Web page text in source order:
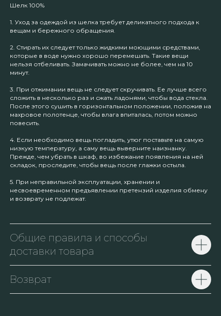
Шелк 100%
1. Уход за одеждой из шелка требует деликатного подхода к
вещам и бережного обращения.
2. Стирать их следует только жидкими моющими средствами,
которые в воде нужно хорошо перемешать. Такие вещи
нельзя отбеливать. Замачивать можно не более, чем на 10
минут.
3. При отжимании вещь не следует скручивать. Ее лучше всего
сложить в несколько раз и сжать ладонями, чтобы вода стекла.
После этого сушить в горизонтальном положении, положив на
махровое полотенце, чтобы влага впиталась, потом можно
повесить.
4. Если необходимо вещь погладить, утюг поставьте на самую
низкую температуру, а саму вещь выверните наизнанку.
Прежде, чем убрать в шкаф, во избежание появления на ней
складок, проследите, чтобы вещь после глажки остыла.
5. При неправильной эксплуатации, хранении и
несвоевременном предъявлении претензий изделия обмену
и возврату не подлежат.
Общие правила и способы
доставки товара
Возврат